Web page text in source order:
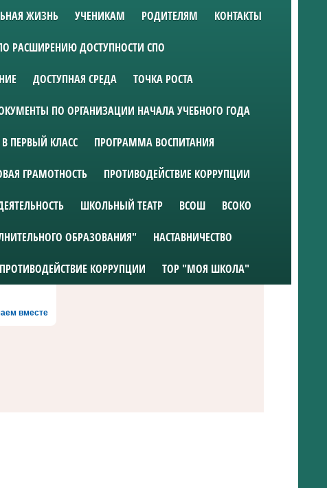
ЖИЗНЬ УЧЕНИКАМ РОДИТЕЛЯМ КОНТАКТЫ
РАСШИРЕНИЮ ДОСТУПНОСТИ СПО
ДОСТУПНАЯ СРЕДА ТОЧКА РОСТА
ПО ОРГАНИЗАЦИИ НАЧАЛА УЧЕБНОГО ГОДА
ПЕРВЫЙ КЛАСС ПРОГРАММА ВОСПИТАНИЯ
ГРАМОТНОСТЬ ПРОТИВОДЕЙСТВИЕ КОРРУПЦИИ
ШКОЛЬНЫЙ ТЕАТР ВСОШ ВСОКО
ОБРАЗОВАНИЯ" НАСТАВНИЧЕСТВО
ПРОТИВОДЕЙСТВИЕ КОРРУПЦИИ ТОР "МОЯ ШКОЛА"
вместе